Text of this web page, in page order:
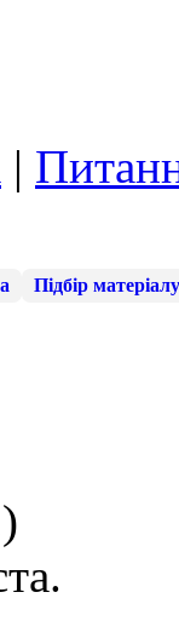
|
Підбір матеріалу